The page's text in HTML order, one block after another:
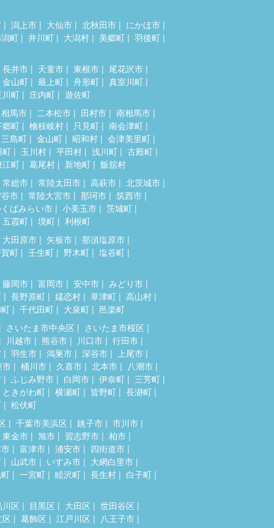
潟上市 大仙市 北秋田市
にかほ市
町
井川町 大潟村 美郷町 羽後町
長井市 天童市 東根市
尾花沢市
金山町
最上町 舟形町
真室川町
川町
庄内町
遊佐町
相馬市
二本松市 田村市
南相馬市
郷町
檜枝岐村 只見町
南会津町
三島町
金山町 昭和村
会津美里町
町
玉川村 平田村 浅川町
古殿町
江町
葛尾村 新地町
飯舘村
常総市
常陸太田市 高萩市
北茨城市
市
常陸大宮市 那珂市
筑西市
ばみらい市
小美玉市
茨城町
五霞町
境町
利根町
大田原市
矢板市
那須塩原市
町
壬生町 野木町 塩谷町
藤岡市 富岡市 安中市
みどり市
長野原町 嬬恋村 草津町
高山村
千代田町 大泉町
邑楽町
さいたま市中央区
さいたま市桜区
川越市
熊谷市 川口市
行田市
羽生市 鴻巣市 深谷市
上尾市
市
桶川市 久喜市 北本市
八潮市
ふじみ野市 白岡市 伊奈町
三芳町
ときがわ町
横瀬町 皆野町
長瀞町
松伏町
千葉市美浜区 銚子市
市川市
東金市
旭市 習志野市
柏市
富津市 浦安市
四街道市
山武市 いすみ市
大網白里市
一宮町 睦沢町 長生村 白子町
川区 目黒区 大田区
世田谷区
葛飾区 江戸川区
八王子市